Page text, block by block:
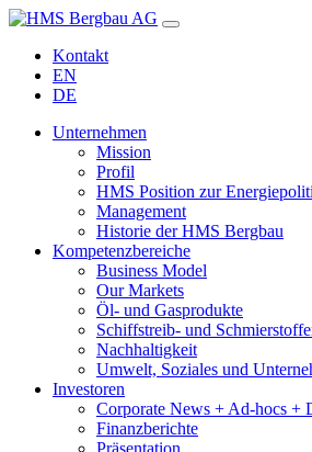
Kontakt
EN
DE
Unternehmen
Mission
Profil
HMS Position zur
Management
Historie der HMS Bergbau
Kompetenzbereiche
Business Model
Our Markets
Öl- und Gasprodukte
Schiffstreib- und
Nachhaltigkeit
Umwelt, Soziales und
Investoren
Corporate News + Ad-hocs +
Finanzberichte
Präsentation